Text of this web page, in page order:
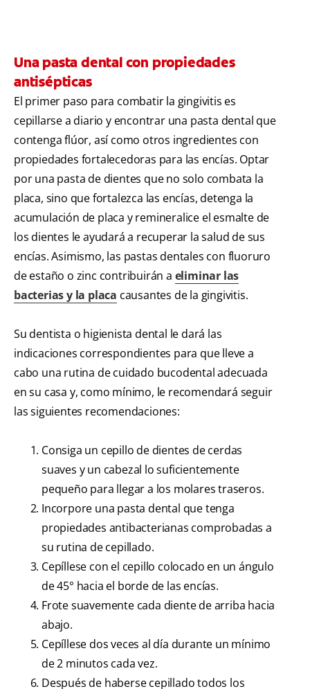
Una pasta dental con propiedades
antisépticas
El primer paso para combatir la gingivitis es
cepillarse a diario y encontrar una pasta dental que
contenga flúor, así como otros ingredientes con
propiedades fortalecedoras para las encías. Optar
por una pasta de dientes que no solo combata la
placa, sino que fortalezca las encías, detenga la
acumulación de placa y remineralice el esmalte de
los dientes le ayudará a recuperar la salud de sus
encías. Asimismo, las pastas dentales con fluoruro
de estaño o zinc contribuirán a eliminar las
bacterias y la placa causantes de la gingivitis.
Su dentista o higienista dental le dará las
indicaciones correspondientes para que lleve a
cabo una rutina de cuidado bucodental adecuada
en su casa y, como mínimo, le recomendará seguir
las siguientes recomendaciones:
Consiga un cepillo de dientes de cerdas
suaves y un cabezal lo suficientemente
pequeño para llegar a los molares traseros.
Incorpore una pasta dental que tenga
propiedades antibacterianas comprobadas a
su rutina de cepillado.
Cepíllese con el cepillo colocado en un ángulo
de 45° hacia el borde de las encías.
Frote suavemente cada diente de arriba hacia
abajo.
Cepíllese dos veces al día durante un mínimo
de 2 minutos cada vez.
Después de haberse cepillado todos los